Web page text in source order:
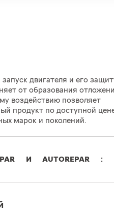
двигателя и его
от образования
воздействию позволяет
продукт по доступной
марок и поколений.
И AUTOREPAR :